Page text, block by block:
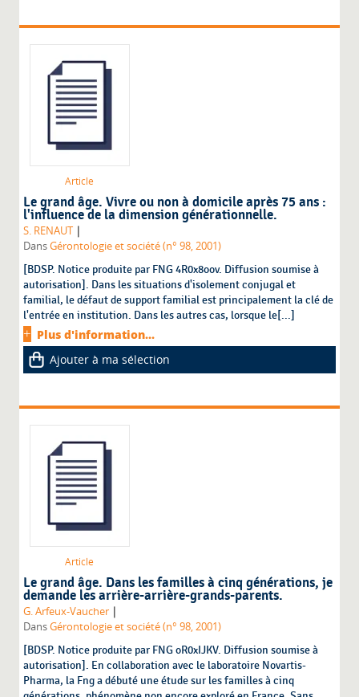
Article
Le grand âge. Vivre ou non à domicile après 75 ans :
l'influence de la dimension générationnelle.
S. RENAUT |
DansGérontologie et société (n° 98, 2001)
[BDSP. Notice produite par FNG 4R0x8oov. Diffusion soumise à
autorisation]. Dans les situations d'isolement conjugal et
familial, le défaut de support familial est principalement la clé de
l'entrée en institution. Dans les autres cas, lorsque le[...]
Plus d'information...
Ajouter à ma sélection
Article
Le grand âge. Dans les familles à cinq générations, je
demande les arrière-arrière-grands-parents.
G. Arfeux-Vaucher |
DansGérontologie et société (n° 98, 2001)
[BDSP. Notice produite par FNG oR0xIJKV. Diffusion soumise à
autorisation]. En collaboration avec le laboratoire Novartis-
Pharma, la Fng a débuté une étude sur les familles à cinq